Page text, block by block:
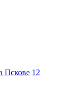
Пскове 12